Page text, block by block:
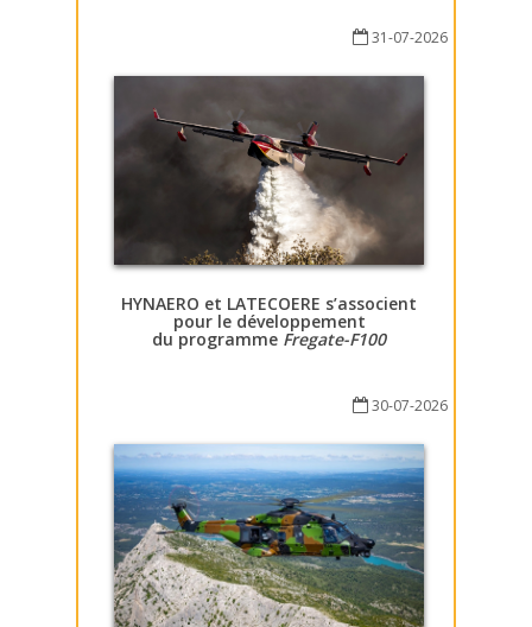
31-07-2026
HYNAERO et LATECOERE s’associent
pour le développement
du programme Fregate-F100
30-07-2026